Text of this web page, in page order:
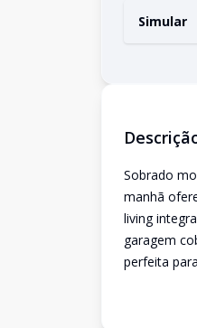
Simular
Sobrado
manhã
living
garagem
perfeita